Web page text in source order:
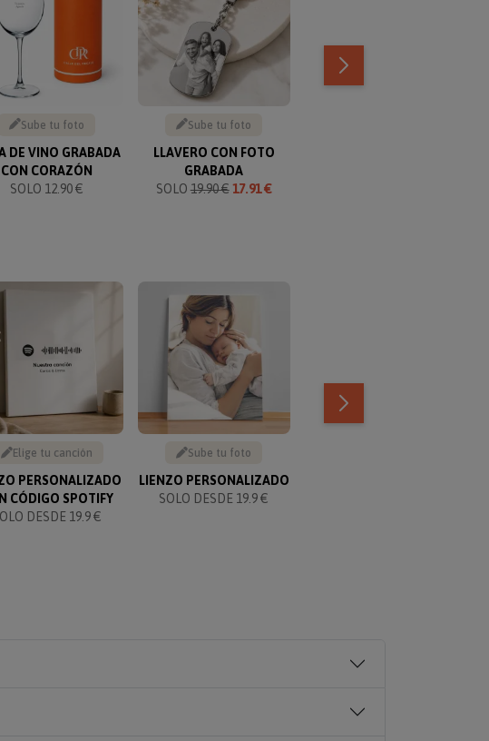
Sube tu foto
DE VINO GRABADA
CON CORAZÓN
SOLO 12.90 €
Sube tu foto
LLAVERO CON FOTO
GRABADA
SOLO 19.90 € 17.91 €
Elige tu canción
PERSONALIZADO
CÓDIGO SPOTIFY
DESDE 19.9 €
Sube tu foto
LIENZO PERSONALIZADO
SOLO DESDE 19.9 €